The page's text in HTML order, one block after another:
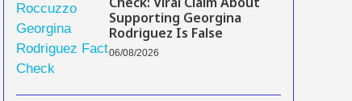
Check: Viral Claim About
Supporting Georgina
Rodriguez Is False
06/08/2026